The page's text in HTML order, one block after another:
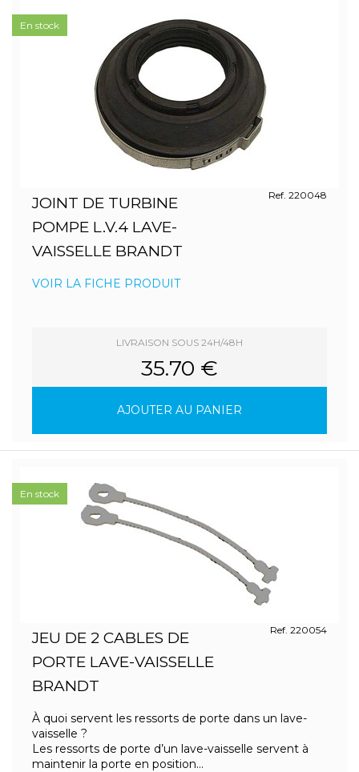
JOINT DE TURBINE
POMPE L.V.4 LAVE-
VAISSELLE BRANDT
Ref. 220048
VOIR LA FICHE PRODUIT
LIVRAISON SOUS 24H/48H
35.70 €
AJOUTER AU PANIER
En stock
JEU DE 2 CABLES DE
PORTE LAVE-VAISSELLE
BRANDT
Ref. 220054
À quoi servent les ressorts de porte dans un lave-
vaisselle ?
Les ressorts de porte d’un lave-vaisselle servent à
maintenir la porte en position...
En stock